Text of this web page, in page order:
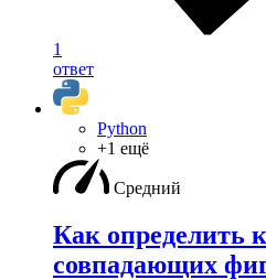
1
ответ
Python
+1 ещё
Средний
Как определить
совпадающих